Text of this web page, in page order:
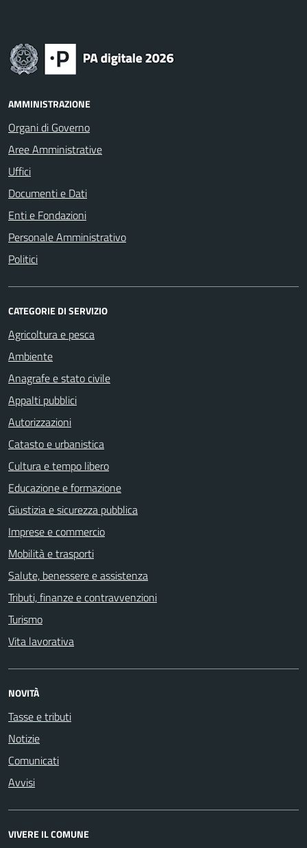
AMMINISTRAZIONE
Organi di Governo
Aree Amministrative
Uffici
Documenti e Dati
Enti e Fondazioni
Personale Amministrativo
Politici
CATEGORIE DI SERVIZIO
Agricoltura e pesca
Ambiente
Anagrafe e stato civile
Appalti pubblici
Autorizzazioni
Catasto e urbanistica
Cultura e tempo libero
Educazione e formazione
Giustizia e sicurezza pubblica
Imprese e commercio
Mobilità e trasporti
Salute, benessere e assistenza
Tributi, finanze e contravvenzioni
Turismo
Vita lavorativa
NOVITÀ
Tasse e tributi
Notizie
Comunicati
Avvisi
VIVERE IL COMUNE